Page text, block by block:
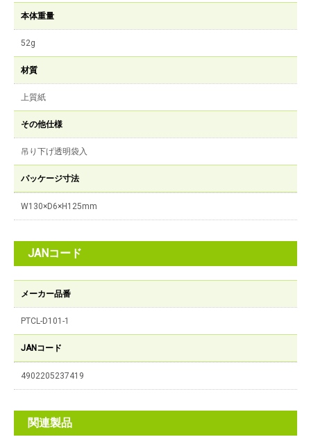
本体重量
52g
材質
上質紙
その他仕様
吊り下げ透明袋入
パッケージ寸法
W130×D6×H125mm
JANコード
メーカー品番
PTCL-D101-1
JANコード
4902205237419
関連製品